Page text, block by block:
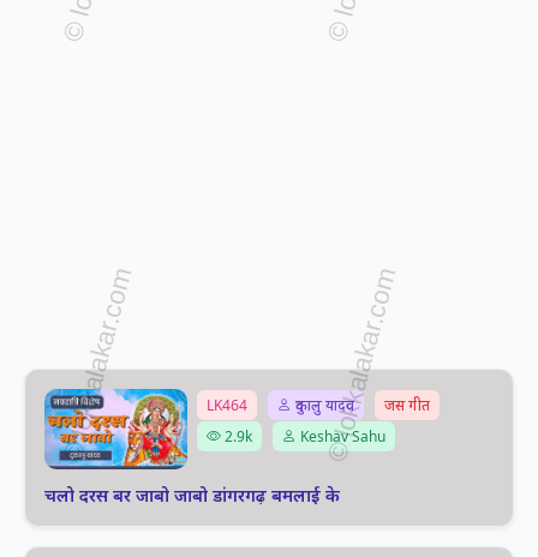
LK464 दुकालु यादव
जस गीत
2.9k
Keshav Sahu
चलो दरस बर जाबो जाबो डांगरगढ़ बमलाई के